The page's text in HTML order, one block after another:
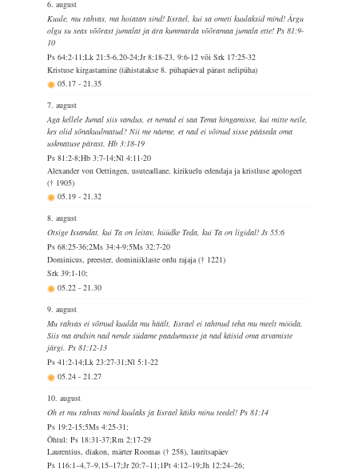
6. august
Kuule, mu rahvas, ma hoiatan sind! Iisrael, kui sa ometi kuulaksid mind! Ärgu
olgu su seas võõrast jumalat ja ära kummarda võõramaa jumala ette! Ps 81:9-
10
Ps 64:2-11;Lk 21:5-6,20-24;Jr 8:18-23, 9:6-12 või Srk 17:25-32
Kristuse kirgastamine (tähistatakse 8. pühapäeval pärast nelipüha)
05.17-21.35
7. august
Aga kellele Jumal siis vandus, et nemad ei saa Tema hingamisse, kui mitte neile,
kes olid sõnakuulmatud? Nii me näeme, et nad ei võinud sisse pääseda oma
uskmatuse pärast. Hb 3:18-19
Ps 81:2-8;Hb 3:7-14;Nl 4:11-20
Alexander von Oettingen, usuteadlane, kirikuelu edendaja ja kristluse apologeet
(† 1905)
05.19-21.32
8. august
Otsige Issandat, kui Ta on leitav, hüüdke Teda, kui Ta on ligidal! Js 55:6
Ps 68:25-36;2Ms 34:4-9;5Ms 32:7-20
Dominicus, preester, dominiiklaste ordu rajaja († 1221)
Srk 39:1-10;
05.22-21.30
9. august
Mu rahvas ei võtnud kuulda mu häält, Iisrael ei tahtnud teha mu meelt mööda.
Siis ma andsin nad nende südame paadumusse ja nad käisid oma arvamiste
järgi. Ps 81:12-13
Ps 41:2-14;Lk 23:27-31;Nl 5:1-22
05.24-21.27
10. august
Oh et mu rahvas mind kuulaks ja Iisrael käiks minu teedel! Ps 81:14
Ps 19:2-15;5Ms 4:25-31;
Õhtul: Ps 18:31-37;Rm 2:17-29
Laurentius, diakon, märter Roomas († 258), lauritsapäev
Ps 116:1–4,7–9,15–17;Jr 20:7–11;1Pt 4:12–19;Jh 12:24–26;